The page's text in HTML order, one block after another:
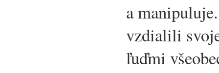
a
vzdialili
ľuďmi